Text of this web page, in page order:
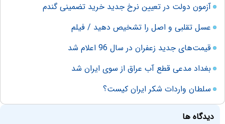
آزمون دولت در تعیین نرخ جدید خرید تضمینی گندم
عسل تقلبی و اصل را تشخیص دهید / فیلم
قیمت‌های جدید زعفران در سال 96 اعلام شد
بغداد مدعی قطع آب عراق از سوی ایران شد
سلطان واردات شکر ایران کیست؟
دیدگاه ها